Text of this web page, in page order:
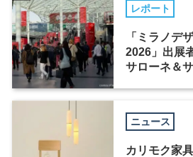
レポート
「ミラノデ
2026」出展
サローネ＆
ニュース
カリモク家